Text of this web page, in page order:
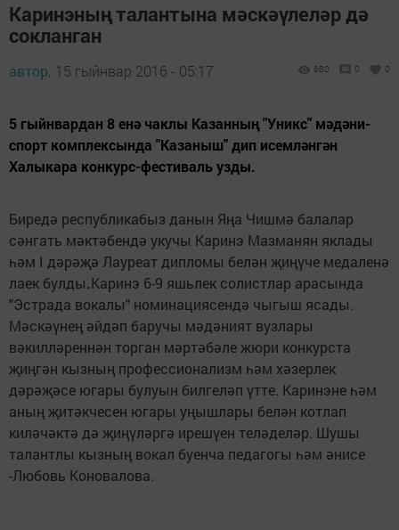
Каринэның талантына мәскәүлеләр дә
сокланган
автор, 15 гыйнвар 2016 - 05:17 680 0 0
5 гыйнвардан 8 енә чаклы Казанның "Уникс" мәдәни-
спорт комплексында "Казаныш" дип исемләнгән
Халыкара конкурс-фестиваль узды.
Биредә республикабыз данын Яңа Чишмә балалар
сәнгать мәктәбендә укучы Каринэ Мазманян яклады
һәм I дәрәҗә Лауреат дипломы белән җиңүче медаленә
лаек булды.Каринэ 6-9 яшьлек солистлар арасында
"Эстрада вокалы" номинациясендә чыгыш ясады.
Мәскәүнең әйдәп баручы мәдәният вузлары
вәкилләреннән торган мәртәбәле жюри конкурста
җиңгән кызның профессионализм һәм хәзерлек
дәрәҗәсе югары булуын билгеләп үтте. Каринэне һәм
аның җитәкчесен югары уңышлары белән котлап
киләчәктә дә җиңүләргә ирешүен теләделәр. Шушы
талантлы кызның вокал буенча педагогы һәм әнисе
-Любовь Коновалова.